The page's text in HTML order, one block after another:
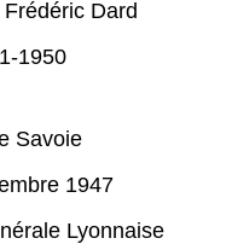
Frédéric Dard
1950
Savoie
1947
Lyonnaise